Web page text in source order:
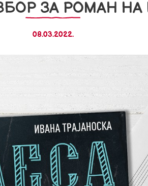
ЗА РОМАН НА
08.03.2022.